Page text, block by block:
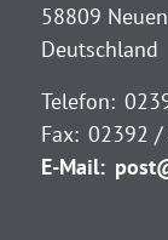
58809
Deutschland
Telefon:
Fax: 02392 /
E-Mail: